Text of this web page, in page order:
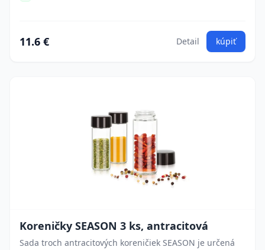
11.6 € Detail kúpiť
Koreničky SEASON 3 ks, antracitová
Sada troch antracitových koreničiek SEASON je určená